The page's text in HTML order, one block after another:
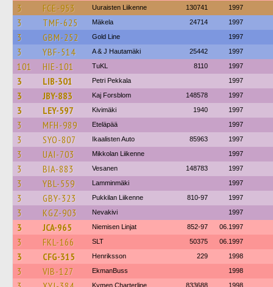
3 FCE-953 Uuraisten Liikenne 130741 1997
3 TMF-625 Mäkela 24714 1997
3 GBM-252 Gold Line 1997
3 YBF-514 A & J Hautamäki 25442 1997
101 HIE-101 TuKL 8110 1997
3 LIB-301 Petri Pekkala 1997
3 JBY-883 Kaj Forsblom 148578 1997
3 LEY-597 Kivimäki 1940 1997
3 MFH-989 Eteläpää 1997
3 SYO-807 Ikaalisten Auto 85963 1997
3 UAI-703 Mikkolan Liikenne 1997
3 BIA-883 Vesanen 148783 1997
3 YBL-559 Lamminmäki 1997
3 GBY-323 Pukkilan Liikenne 810-97 1997
3 KGZ-903 Nevakivi 1997
3 JCA-965 Niemisen Linjat 852-97 06.1997
3 FKL-166 SLT 50375 06.1997
3 CFG-315 Henriksson 229 1998
3 VIB-127 EkmanBuss 1998
Kymen Charterline 833688 1998